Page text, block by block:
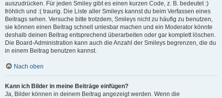
auszudrücken. Für jeden Smiley gibt es einen kurzen Code, z. B. bedeutet :)
fröhlich und :( traurig. Die Liste aller Smileys kannst du beim Verfassen eines
Beitrags sehen. Versuche bitte trotzdem, Smileys nicht zu häufig zu benutzen,
sie können einen Beitrag schnell unlesbar machen und ein Moderator könnte
deshalb deinen Beitrag entsprechend überarbeiten oder gar komplett löschen.
Die Board-Administration kann auch die Anzahl der Smileys begrenzen, die du
in einem Beitrag benutzen kannst.
Nach oben
Kann ich Bilder in meine Beiträge einfügen?
Ja, Bilder können in deinem Beitrag angezeigt werden. Wenn die